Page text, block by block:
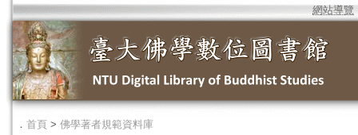
網站導覽
． 首頁 > 佛學著者規範資料庫